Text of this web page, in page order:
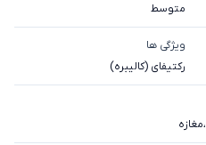
متوسط
ویژگی ها
رکتیفای (کالیبره)
،مغازه